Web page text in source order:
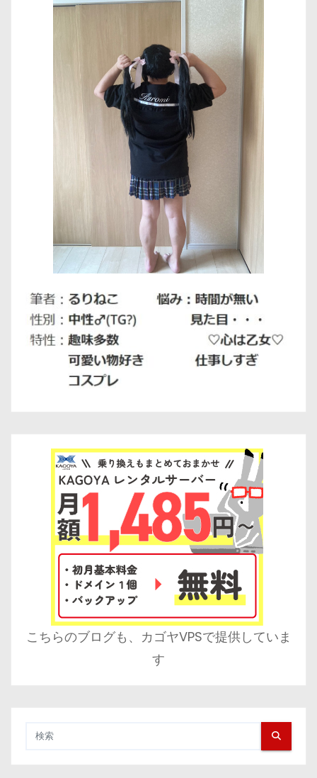
こちらのブログも、カゴヤVPSで提供していま
す